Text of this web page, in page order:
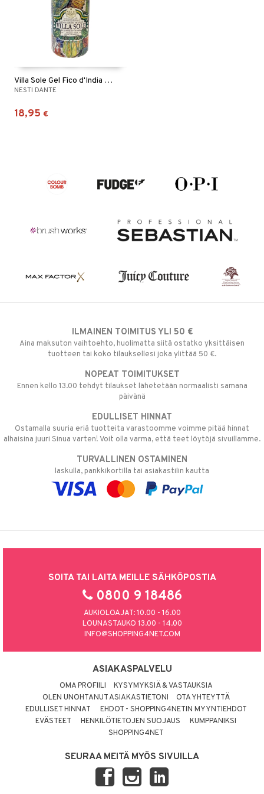
Villa Sole Gel Fico d'India Di Taormina
NESTI DANTE
18,95 €
ILMAINEN TOIMITUS YLI 50 €
Aina maksuton vaihtoehto, huolimatta siitä ostatko yksittäisen
tuotteen tai koko tilauksellesi joka ylittää 50 €.
NOPEAT TOIMITUKSET
Ennen kello 13.00 tehdyt tilaukset lähetetään normaalisti samana
päivänä
EDULLISET HINNAT
Ostamalla suuria eriä tuotteita varastoomme voimme pitää hinnat
alhaisina juuri Sinua varten! Voit olla varma, että teet löytöjä sivuillamme.
TURVALLINEN OSTAMINEN
laskulla, pankkikortilla tai asiakastilin kautta
SOITA TAI LAITA MEILLE SÄHKÖPOSTIA
0800 9 18486
AUKIOLOAJAT: 10.00 - 16.00
LOUNASTAUKO 13.00 - 14.00
INFO@SHOPPING4NET.COM
ASIAKASPALVELU
OMA PROFIILI
KYSYMYKSIÄ & VASTAUKSIA
OLEN UNOHTANUT ASIAKASTIETONI
OTA YHTEYTTÄ
EDULLISET HINNAT
EHDOT - SHOPPING4NETIN MYYNTIEHDOT
EVÄSTEET
HENKILÖTIETOJEN SUOJAUS
KUMPPANIKSI
SHOPPING4NET
SEURAA MEITÄ MYÖS SIVUILLA